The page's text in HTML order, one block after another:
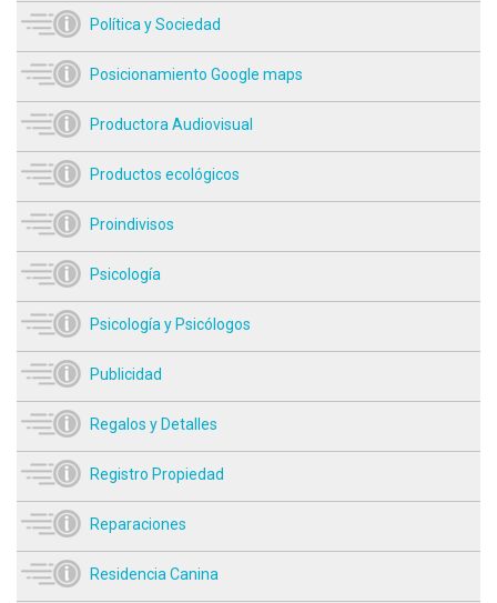
Política y Sociedad
Posicionamiento Google maps
Productora Audiovisual
Productos ecológicos
Proindivisos
Psicología
Psicología y Psicólogos
Publicidad
Regalos y Detalles
Registro Propiedad
Reparaciones
Residencia Canina